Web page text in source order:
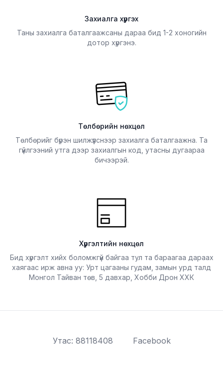
Захиалга хүргэх
Таны захиалга баталгаажсаны дараа бид 1-2 хоногийн
дотор хүргэнэ.
Төлбөрийн нөхцөл
Төлбөрийг бүрэн шилжүүлснээр захиалга баталгаажна. Та
гүйлгээний утга дээр захиалгын код, утасны дугаараа
бичээрэй.
Хүргэлтийн нөхцөл
Бид хүргэлт хийх боломжгүй байгаа тул та бараагаа дараах
хаягаас ирж авна уу: Урт цагааны гудам, замын урд талд
Монгол Тайван төв, 5 давхар, Хобби Дрон ХХК
Утас: 88118408 Facebook